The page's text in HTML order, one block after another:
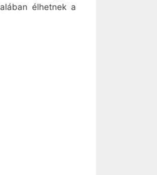
élhetnek a